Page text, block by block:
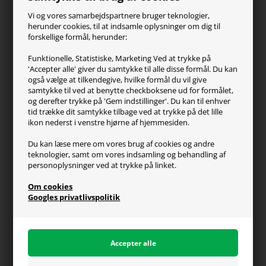
Vi og vores samarbejdspartnere bruger teknologier,
herunder cookies, til at indsamle oplysninger om dig til
forskellige formål, herunder:
Funktionelle, Statistiske, Marketing Ved at trykke på
'Accepter alle' giver du samtykke til alle disse formål. Du kan
også vælge at tilkendegive, hvilke formål du vil give
samtykke til ved at benytte checkboksene ud for formålet,
og derefter trykke på 'Gem indstillinger'. Du kan til enhver
tid trække dit samtykke tilbage ved at trykke på det lille
ikon nederst i venstre hjørne af hjemmesiden.
Du kan læse mere om vores brug af cookies og andre
teknologier, samt om vores indsamling og behandling af
personoplysninger ved at trykke på linket.
Om cookies
Googles privatlivspolitik
ZOWIE
Turtle Beach
Kundeservice
Kontakt os
FAQ
Handelsvilkår
Reklamation
Generel info
Om os
Fragt og levering